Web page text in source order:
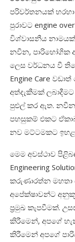
පරිවර්තනයක්
පුරාවට engine
විශ්වාසනීය
නවීන, පාරිභෝගික
ලෙස වර්ධනය වී
Engine Care
අත්දැකීමක්
පුළුල් කර ඇත.
පහසුකම් එකට
නව මට්ටමකට
මෙම අවස්ථාව
Engineering
කරුණාරත්න මහතා
අපේක්ෂාවන්ට
ප්‍රමුඛ කැපවීමක්.
කිරීමෙන්, අපගේ
කිරීමෙන් අපගේ